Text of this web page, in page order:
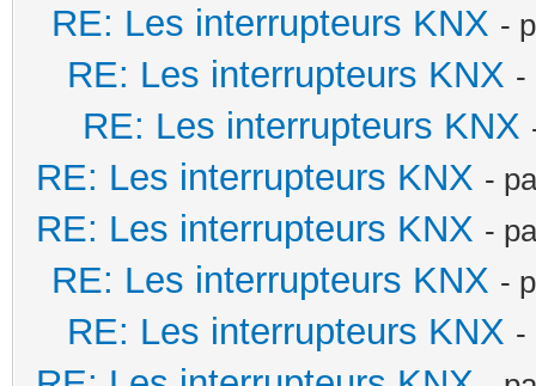
RE: Les interrupteurs KNX -
RE: Les interrupteurs KNX -
RE: Les interrupteurs KNX
RE: Les interrupteurs KNX -
RE: Les interrupteurs KNX -
RE: Les interrupteurs KNX -
RE: Les interrupteurs KNX -